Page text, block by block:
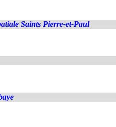
Saints Pierre-et-Paul